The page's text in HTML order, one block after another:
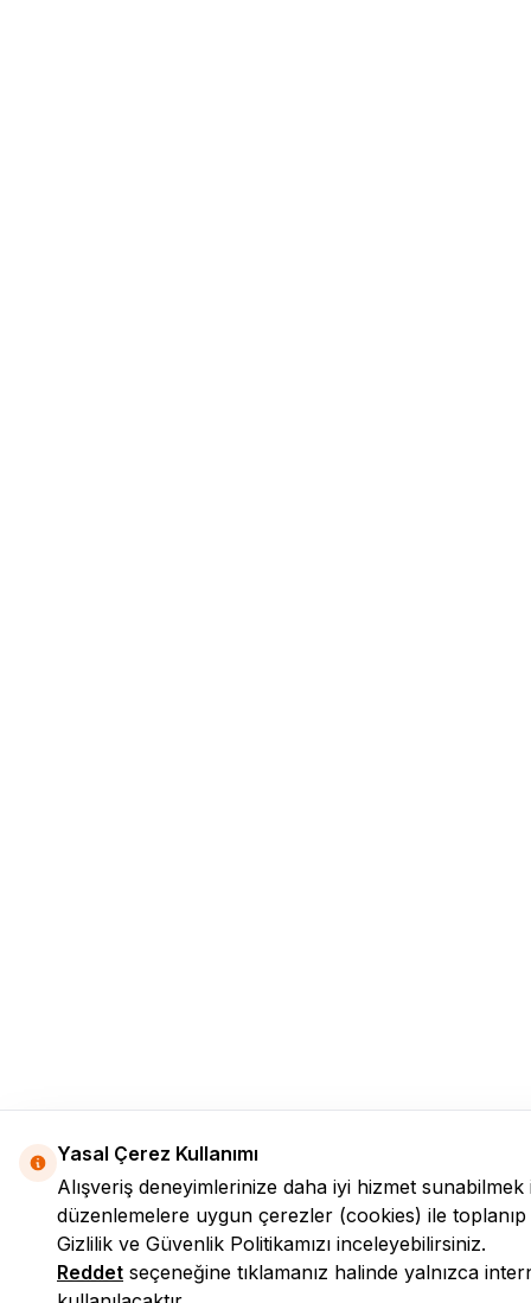
Yasal Çerez Kullanımı
Alışveriş deneyimlerinize daha iyi hizmet
düzenlemelere uygun çerezler (cookies) ile
Gizlilik ve Güvenlik Politikamızı inceleyebilirsiniz.
Reddet seçeneğine tıklamanız halinde yalnızca